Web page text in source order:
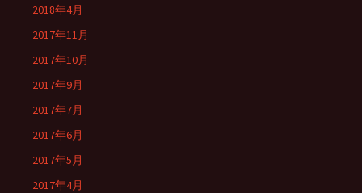
2018年4月
2017年11月
2017年10月
2017年9月
2017年7月
2017年6月
2017年5月
2017年4月